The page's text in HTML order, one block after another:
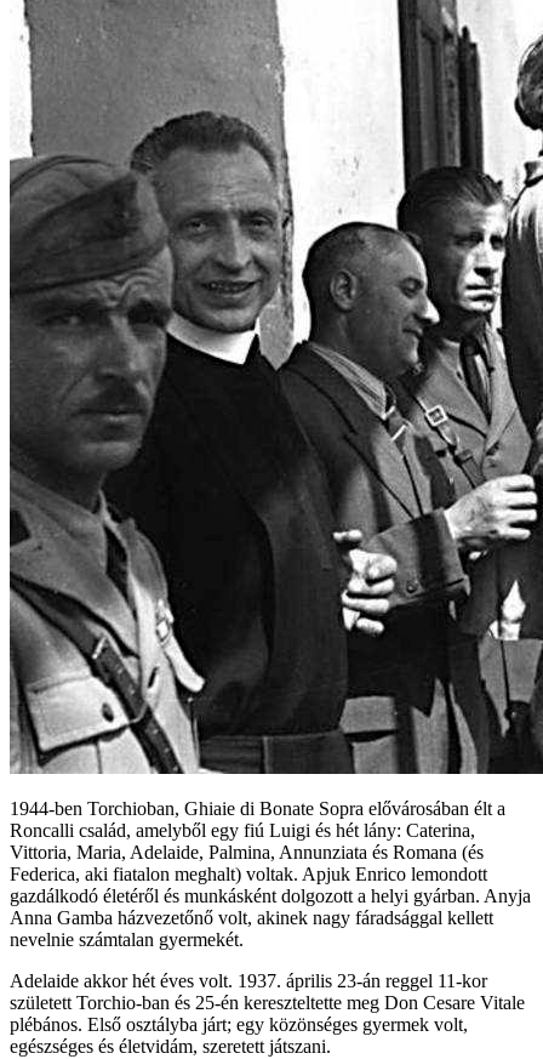
1944-ben Torchioban, Ghiaie di Bonate Sopra elővárosában élt a
Roncalli család, amelyből egy fiú Luigi és hét lány: Caterina,
Vittoria, Maria, Adelaide, Palmina, Annunziata és Romana (és
Federica, aki fiatalon meghalt) voltak. Apjuk Enrico lemondott
gazdálkodó életéről és munkásként dolgozott a helyi gyárban. Anyja
Anna Gamba házvezetőnő volt, akinek nagy fáradsággal kellett
nevelnie számtalan gyermekét.
Adelaide akkor hét éves volt. 1937. április 23-án reggel 11-kor
született Torchio-ban és 25-én kereszteltette meg Don Cesare Vitale
plébános. Első osztályba járt; egy közönséges gyermek volt,
egészséges és életvidám, szeretett játszani.